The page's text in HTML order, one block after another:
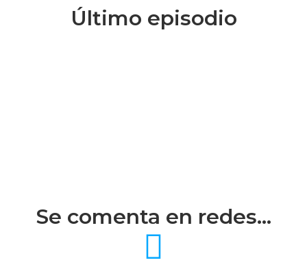
Último episodio
Se comenta en redes...